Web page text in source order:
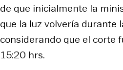
de que inicialmente la
que la luz volvería durante
considerando que el corte
15:20 hrs.